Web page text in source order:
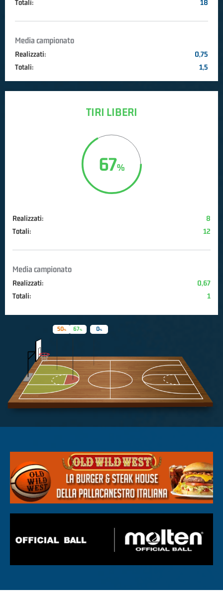
Totali: 18
Media campionato
Realizzati:
0,75
Totali:
1,5
TIRI LIBERI
67
Realizzati:
8
Totali:
12
Media campionato
Realizzati:
0,67
Totali:
1
67
50 0